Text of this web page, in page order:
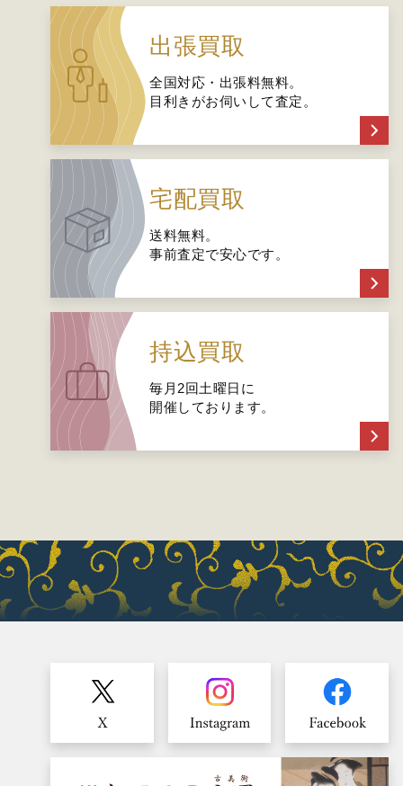
出張買取
全国対応・出張料無料。
目利きがお伺いして査定。
宅配買取
送料無料。
事前査定で安心です。
持込買取
毎月2回土曜日に
開催しております。